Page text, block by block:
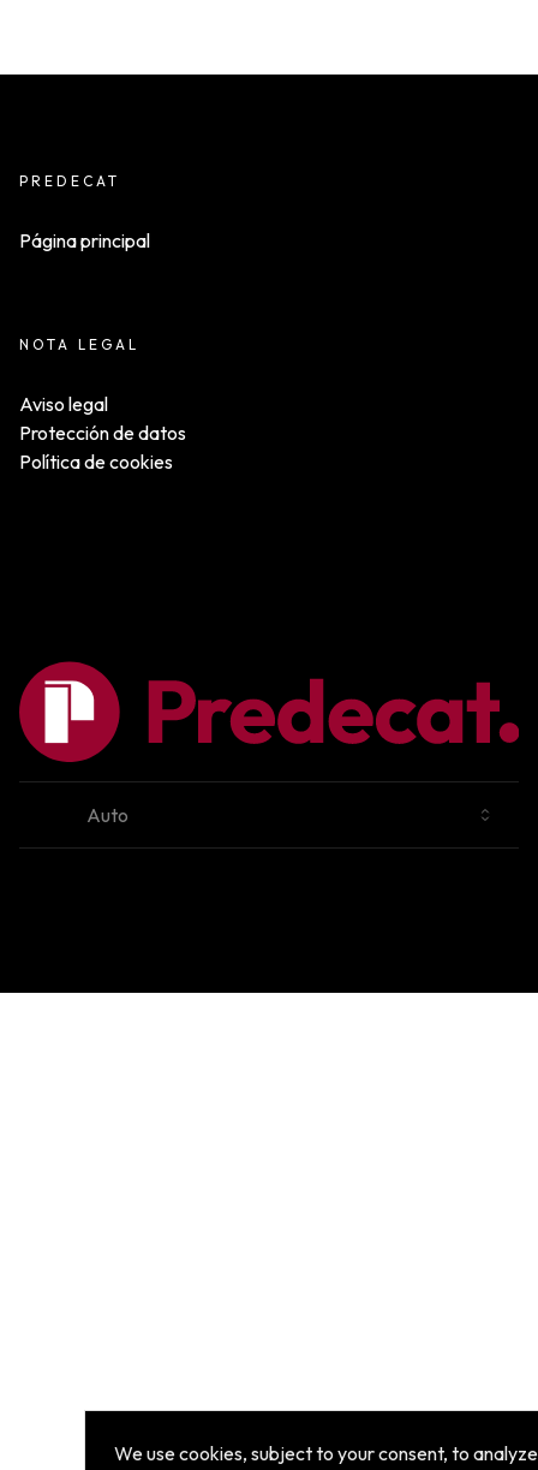
PREDECAT
Página principal
NOTA LEGAL
Aviso legal
Protección de datos
Política de cookies
Cambiar tema
We use cookies, subject to your consent, to analyze